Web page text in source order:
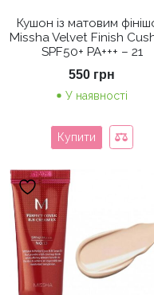
Кушон із матовим
Missha Velvet Finish
SPF50+ PA+++ – 21
550 грн
У наявності
Купити